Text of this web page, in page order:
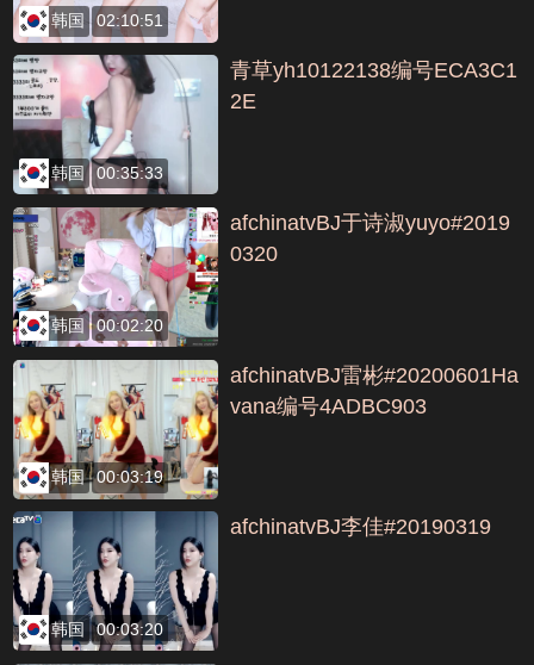
韩国 02:10:51
韩国 00:35:33
青草yh10122138编号ECA3C1
2E
韩国 00:02:20
afchinatvBJ于诗淑yuyo#2019
0320
韩国 00:03:19
afchinatvBJ雷彬#20200601Ha
vana编号4ADBC903
韩国 00:03:20
afchinatvBJ李佳#20190319